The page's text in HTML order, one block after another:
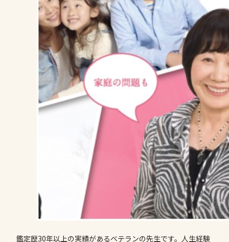
鑑定歴30年以上の実績があるベテランの先生です。人生経験